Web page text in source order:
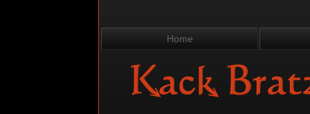
Home